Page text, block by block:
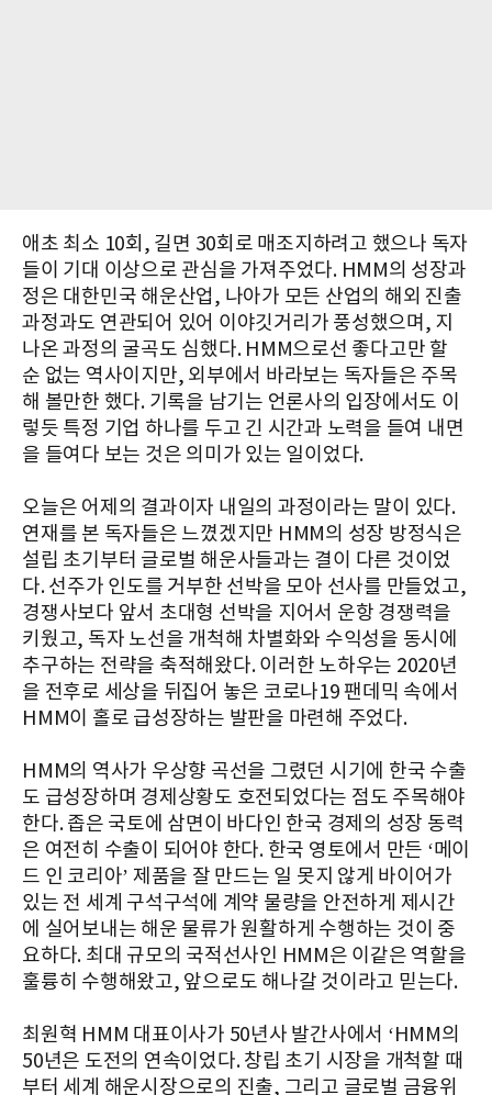
애초 최소 10회, 길면 30회로 매조지하려고 했으나 독자
들이 기대 이상으로 관심을 가져주었다. HMM의 성장과
정은 대한민국 해운산업, 나아가 모든 산업의 해외 진출
과정과도 연관되어 있어 이야깃거리가 풍성했으며, 지
나온 과정의 굴곡도 심했다. HMM으로선 좋다고만 할
순 없는 역사이지만, 외부에서 바라보는 독자들은 주목
해 볼만한 했다. 기록을 남기는 언론사의 입장에서도 이
렇듯 특정 기업 하나를 두고 긴 시간과 노력을 들여 내면
을 들여다 보는 것은 의미가 있는 일이었다.
오늘은 어제의 결과이자 내일의 과정이라는 말이 있다.
연재를 본 독자들은 느꼈겠지만 HMM의 성장 방정식은
설립 초기부터 글로벌 해운사들과는 결이 다른 것이었
다. 선주가 인도를 거부한 선박을 모아 선사를 만들었고,
경쟁사보다 앞서 초대형 선박을 지어서 운항 경쟁력을
키웠고, 독자 노선을 개척해 차별화와 수익성을 동시에
추구하는 전략을 축적해왔다. 이러한 노하우는 2020년
을 전후로 세상을 뒤집어 놓은 코로나19 팬데믹 속에서
HMM이 홀로 급성장하는 발판을 마련해 주었다.
HMM의 역사가 우상향 곡선을 그렸던 시기에 한국 수출
도 급성장하며 경제상황도 호전되었다는 점도 주목해야
한다. 좁은 국토에 삼면이 바다인 한국 경제의 성장 동력
은 여전히 수출이 되어야 한다. 한국 영토에서 만든 ‘메이
드 인 코리아’ 제품을 잘 만드는 일 못지 않게 바이어가
있는 전 세계 구석구석에 계약 물량을 안전하게 제시간
에 실어보내는 해운 물류가 원활하게 수행하는 것이 중
요하다. 최대 규모의 국적선사인 HMM은 이같은 역할을
훌륭히 수행해왔고, 앞으로도 해나갈 것이라고 믿는다.
최원혁 HMM 대표이사가 50년사 발간사에서 ‘HMM의
50년은 도전의 연속이었다. 창립 초기 시장을 개척할 때
부터 세계 해운시장으로의 진출, 그리고 글로벌 금융위